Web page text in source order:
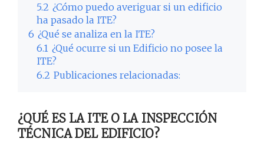
5.2 ¿Cómo puedo averiguar si un edificio
ha pasado la ITE?
6 ¿Qué se analiza en la ITE?
6.1 ¿Qué ocurre si un Edificio no posee la
ITE?
6.2 Publicaciones relacionadas:
¿QUÉ ES LA ITE O LA INSPECCIÓN
TÉCNICA DEL EDIFICIO?